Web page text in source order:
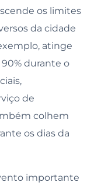
os limites
da cidade
atinge
durante o
de
colhem
os dias da
importante